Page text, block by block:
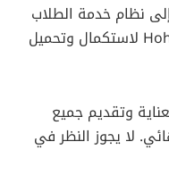
نظام خدمة الطلاب
الدوليين عبر الإنترنت بجامعة Hohai لاستكمال وتحميل
وتقديم جميع
لا يجوز النظر في